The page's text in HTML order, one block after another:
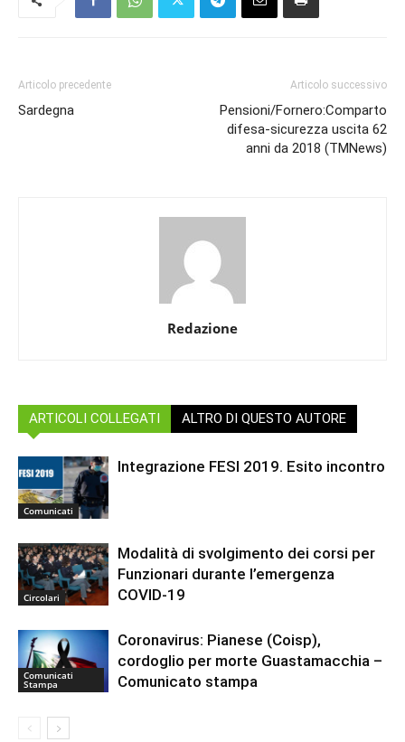
Articolo precedente
Sardegna
Articolo successivo
Pensioni/Fornero:Comparto
difesa-sicurezza uscita 62
anni da 2018 (TMNews)
Redazione
ARTICOLI COLLEGATI ALTRO DI QUESTO AUTORE
Comunicati
Integrazione FESI 2019. Esito incontro
Circolari
Modalità di svolgimento dei corsi per
Funzionari durante l’emergenza
COVID-19
Comunicati
Stampa
Coronavirus: Pianese (Coisp),
cordoglio per morte Guastamacchia –
Comunicato stampa